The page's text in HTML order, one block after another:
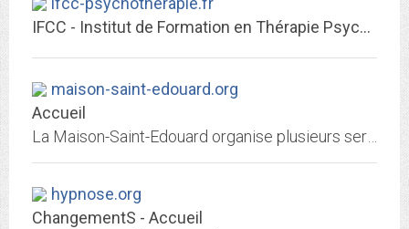
IFCC - Institut de Formation en Thérapie Psychocorporelle
maison-saint-edouard.org
Accueil
hypnose.org
ChangementS - Accueil